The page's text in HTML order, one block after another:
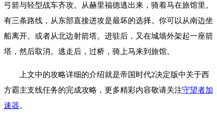
弓箭与轻型战车齐攻。
从赫里福德逃出来，骑着马在旅馆里。
有三条路线，从东部直接进攻是最坏的选择。你可以从南边坐
船离开。或者从北边射箭塔。进驻后，又在城墙外架起一座箭
塔，然后取消。逃走后，过桥，骑上马来到旅馆。
上文中的攻略详细的介绍就是帝国时代2决定版中关于西
方霸主支线任务的完成攻略，更多精彩内容敬请关注守望者加
速器。